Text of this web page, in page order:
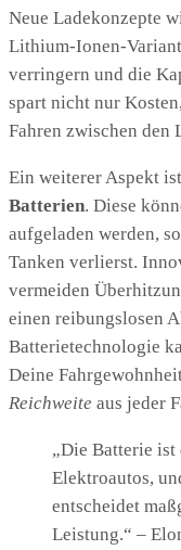
Neue Ladekonzepte
Lithium-Ionen-
verringern und die
spart nicht nur
Fahren zwischen den
Ein weiterer Aspekt
Batterien. Diese
aufgeladen werden,
Tanken verlierst.
vermeiden
einen reibungslosen
Batterietechnologie
Deine
Reichweite aus jeder
„Die Batterie ist
Elektroautos,
entscheidet
Leistung.“ –